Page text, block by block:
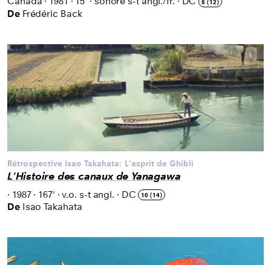
8 (12)
De Frédéric Back
Rétrospective Isao Takahata: L'esprit de Ghibli
L'Histoire des canaux de Yanagawa
· 1987· 167' ·v.o. s-t angl. · DC 10 (14)
De Isao Takahata